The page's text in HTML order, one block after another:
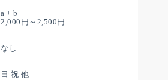
a + b
2,000円～2,500円
なし
日 祝 他